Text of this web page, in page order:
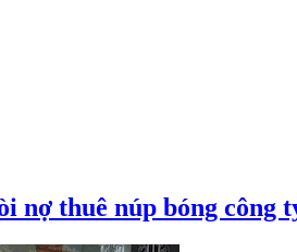
nợ thuê núp bóng công